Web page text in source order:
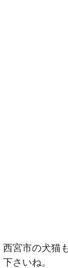
西宮市の犬猫
下さいね。